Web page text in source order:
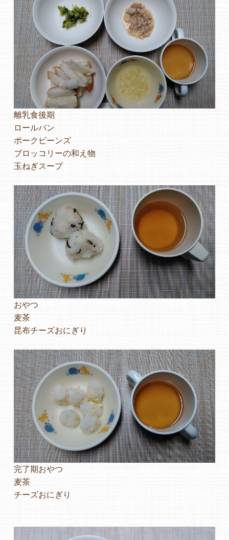
お知らせ
離乳食後期
ロールパン
ポークビーンズ
ブロッコリーの和え物
玉ねぎスープ
おやつ
麦茶
昆布チーズおにぎり
完了期おやつ
麦茶
チーズおにぎり